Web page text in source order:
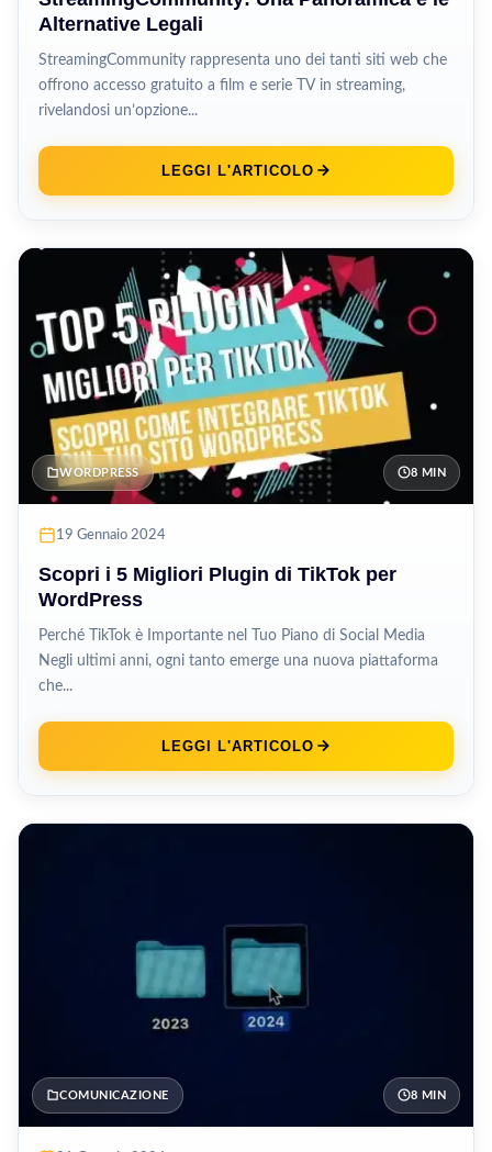
Alternative Legali
StreamingCommunity rappresenta uno dei tanti siti web che
offrono accesso gratuito a film e serie TV in streaming,
rivelandosi un’opzione...
LEGGI L'ARTICOLO
WORDPRESS 8 MIN
19 Gennaio 2024
Scopri i 5 Migliori Plugin di TikTok per
WordPress
Perché TikTok è Importante nel Tuo Piano di Social Media
Negli ultimi anni, ogni tanto emerge una nuova piattaforma
che...
LEGGI L'ARTICOLO
COMUNICAZIONE 8 MIN